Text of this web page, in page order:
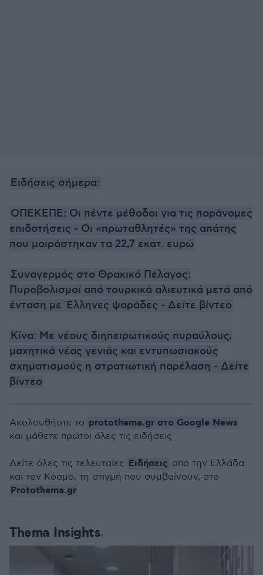
Ειδήσεις σήμερα:
ΟΠΕΚΕΠΕ: Οι πέντε μέθοδοι για τις παράνομες
επιδοτήσεις - Οι «πρωταθλητές» της απάτης
που μοιράστηκαν τα 22,7 εκατ. ευρώ
Συναγερμός στο Θρακικό Πέλαγος:
Πυροβολισμοί από τουρκικά αλιευτικά μετά από
ένταση με Έλληνες ψαράδες - Δείτε βίντεο
Κίνα: Με νέους διηπειρωτικούς πυραύλους,
μαχητικά νέας γενιάς και εντυπωσιακούς
σχηματισμούς η στρατιωτική παρέλαση - Δείτε
βίντεο
Thema Insights
Ακολουθήστε το protothema.gr στο Google News
και μάθετε πρώτοι όλες τις ειδήσεις
Δείτε όλες τις τελευταίες Ειδήσεις από την Ελλάδα
και τον Κόσμο, τη στιγμή που συμβαίνουν, στο
Protothema.gr